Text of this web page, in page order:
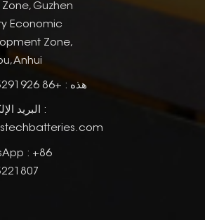
Zone, Guzhen
Economic
Zone,
Anhui
هذه : +86 15395291926
البريد
: +86